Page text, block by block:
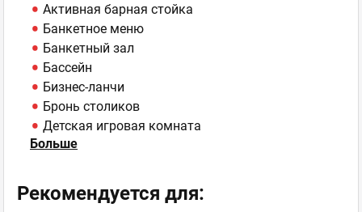
Активная барная стойка
Банкетное меню
Банкетный зал
Бассейн
Бизнес-ланчи
Бронь столиков
Детская игровая комната
Детская площадка
Детский уголок
Больше
Рекомендуется для: